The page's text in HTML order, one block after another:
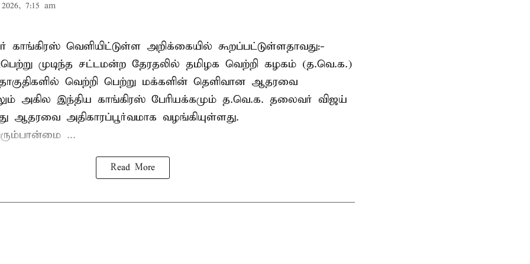
7:15 am
காங்கிரஸ் வெளியிட்டுள்ள அறிக்கையில் கூறப்பட்டுள்ளதாவது:-
முடிந்த சட்டமன்ற தேரதலில் தமிழக வெற்றி கழகம் (த.வெ.க.)
வெற்றி பெற்று மக்களின் தெளிவான ஆதரவை
அகில இந்திய காங்கிரஸ் பேரியக்கமும் த.வெ.க. தலைவர் விஜய்
ஆதரவை அதிகாரப்பூர்வமாக வழங்கியுள்ளது.
...
Read More